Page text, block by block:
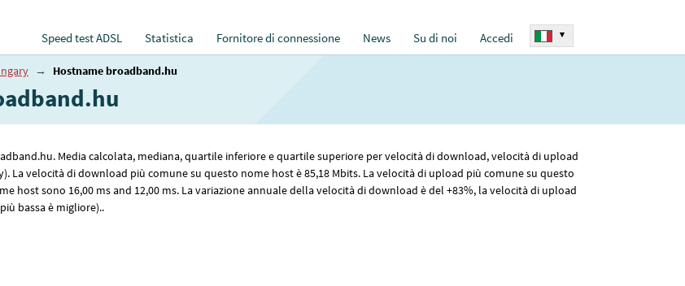
Speed test ADSL Statistica Fornitore di connessione News Su di noi Accedi ▾
→ Hostname broadband.hu
Media calcolata, mediana, quartile inferiore e quartile superiore per velocità di download, velocità di upload
La velocità di download più comune su questo nome host è 85,18 Mbits. La velocità di upload più comune su questo
host sono 16,00 ms and 12,00 ms. La variazione annuale della velocità di download è del +83%, la velocità di upload
bassa è migliore)..